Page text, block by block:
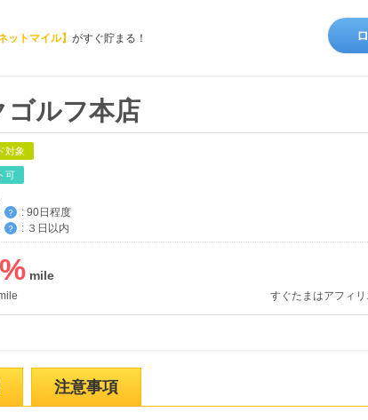
ネットマイル】 がすぐ貯まる！
ゴルフ本店
対象
可
？ : 90日程度
？ : ３日以内
%
すぐたまはアフィ
注意事項